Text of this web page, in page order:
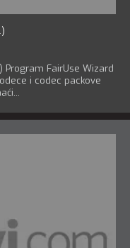
Program FairUse Wizard
i codec packove